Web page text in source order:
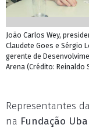
João Carlos Wey,
Claudete Goes e Sérgio
gerente de
Arena (Crédito: Reinaldo
Representantes
na Fundação